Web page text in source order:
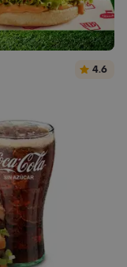
4.6